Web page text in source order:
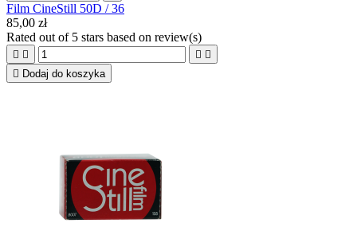
Film CineStill 50D / 36
85,00 zł
Rated out of 5 stars based on review(s)
   
 Dodaj do koszyka